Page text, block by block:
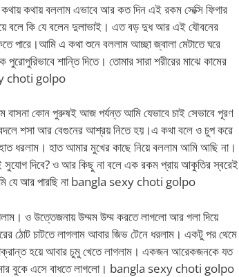
কথায় বললাম এভাবে আর কত দিন এই রকম সেক্সি ফিগার
বলে কি যে বলেন দুলাভাই। এত বড় দুধ আর এই যৌবনের
পারে।আমি এ কথা শুনে বললাম আচ্ছা জ্বালা মেটাতে ঘরে
শান্তি দিতে। তোমার সারা শরীরের মাঝে কামের
choti golpo
কোন পুরুষই আজ পর্যন্ত আমি যেভাবে চাই সেভাবে পূরণ
শসা আর বেগুনের আশ্রয় নিতে হয়।এ কথা বলে ও চুপ করে
ধরলাম। হাত আমার মুখের কাছে নিয়ে বললাম আমি আছি না।
সুযোগ দিবে? ও আর কিছু না বলে এক রকম প্রায় আকুতির স্বরেই
যে আর পারছি না bangla sexy choti golpo
ও উত্তেজনায় উম্মম উম্ম করতে লাগলো আর গলা দিয়ে
ঠোট চাটতে লাগলাম আবার জিভ টেনে ধরলাম। একটু পর থেমে
হয়ে আবার চুমু খেতে লাগলাম। একজন আরেকজনকে যত
বুকে এসে বাধতে লাগলো। bangla sexy choti golpo